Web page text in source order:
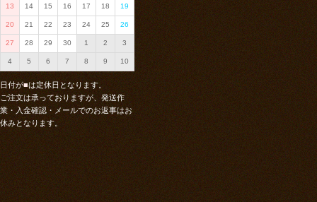
13 14 15 16 17 18 19
20 21 22 23 24 25 26
27 28 29 30 1 2 3
4 5 6 7 8 9 10
日付が■は定休日となります。
ご注文は承っておりますが、発送作
業・入金確認・メールでのお返事はお
休みとなります。